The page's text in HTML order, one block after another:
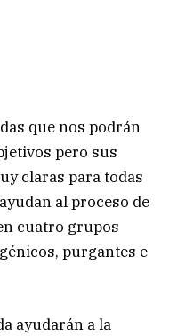
que nos podrán
pero sus
claras para todas
al proceso de
cuatro grupos
purgantes e
ayudarán a la